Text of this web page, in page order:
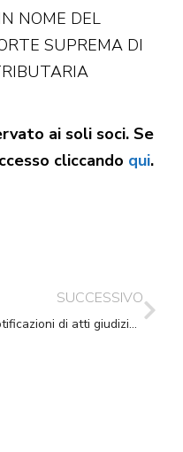
NOME DEL
SUPREMA DI
ai soli soci. Se
cliccando qui.
SUCCESSIVO
Notificazioni di atti giudiziari finisce il monopolio di Poste Italiane SPA